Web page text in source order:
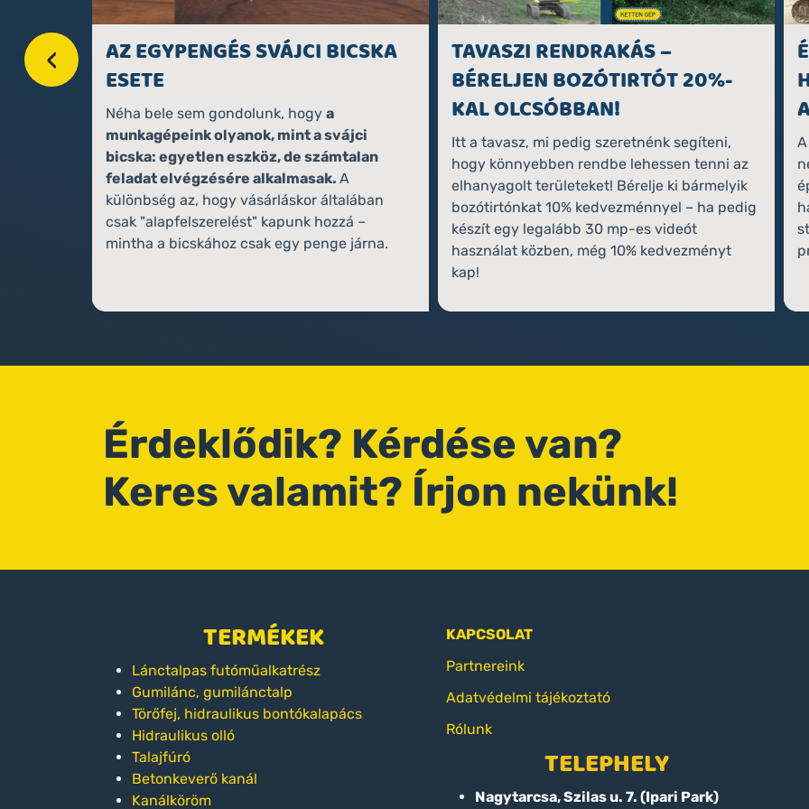
Ft
AZ EGYPENGÉS SVÁJCI BICSKA
ESETE
Néha bele sem gondolunk, hogy a
munkagépeink olyanok, mint a svájci
bicska: egyetlen eszköz, de számtalan
feladat elvégzésére alkalmasak. A
különbség az, hogy vásárláskor általában
csak "alapfelszerelést" kapunk hozzá –
mintha a bicskához csak egy penge járna.
TAVASZI RENDRAKÁS –
BÉRELJEN BOZÓTIRTÓT 20%-
KAL OLCSÓBBAN!
Itt a tavasz, mi pedig szeretnénk segíteni,
hogy könnyebben rendbe lehessen tenni az
elhanyagolt területeket! Bérelje ki bármelyik
bozótirtónkat 10% kedvezménnyel – ha pedig
készít egy legalább 30 mp-es videót
használat közben, még 10% kedvezményt
kap!
‹
Érdeklődik? Kérdése van?
Keres valamit? Írjon nekünk!
TERMÉKEK
Lánctalpas futóműalkatrész
Gumilánc, gumilánctalp
Törőfej, hidraulikus bontókalapács
Hidraulikus olló
Talajfúró
Betonkeverő kanál
Kanálköröm
KAPCSOLAT
Partnereink
Adatvédelmi tájékoztató
Rólunk
TELEPHELY
Nagytarcsa, Szilas u. 7. (Ipari Park)